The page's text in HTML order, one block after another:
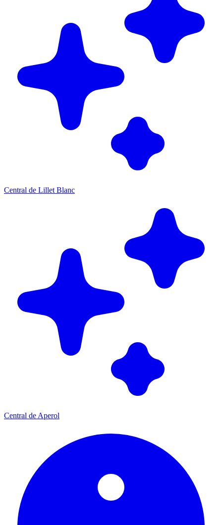
Central de Lillet Blanc
Central de Aperol